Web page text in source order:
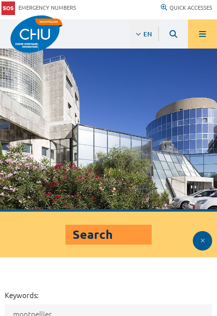
EMERGENCY NUMBERS QUICK ACCESSES
EN
Search
Keywords: